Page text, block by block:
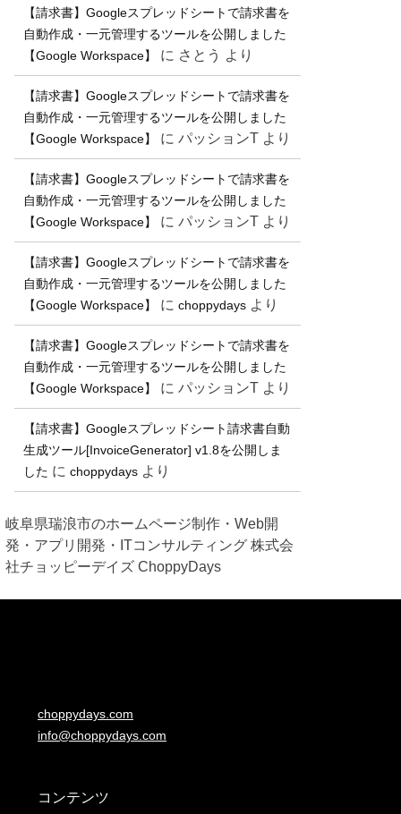
【請求書】Googleスプレッドシートで請求書を
自動作成・一元管理するツールを公開しました
【Google Workspace】
に さとう より
【請求書】Googleスプレッドシートで請求書を
自動作成・一元管理するツールを公開しました
【Google Workspace】
に パッションT より
【請求書】Googleスプレッドシートで請求書を
自動作成・一元管理するツールを公開しました
【Google Workspace】
に パッションT より
【請求書】Googleスプレッドシートで請求書を
自動作成・一元管理するツールを公開しました
【Google Workspace】
に choppydays より
【請求書】Googleスプレッドシートで請求書を
自動作成・一元管理するツールを公開しました
【Google Workspace】
に パッションT より
【請求書】Googleスプレッドシート請求書自動
生成ツール[InvoiceGenerator] v1.8を公開しま
した に choppydays より
岐阜県瑞浪市のホームページ制作・Web開
発・アプリ開発・ITコンサルティング 株式会
社チョッピーデイズ ChoppyDays
choppydays.com
info@choppydays.com
コンテンツ